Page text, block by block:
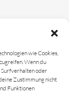
wie Cookies,
Wenn du
Surfverhalten oder
Zustimmung nicht
Funktionen